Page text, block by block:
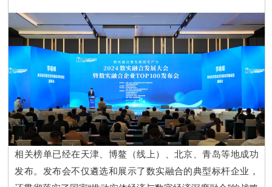
相关榜单已经在天津、博鳌（线上）、北京、青岛等地成功
发布。发布会不仅遴选和展示了数实融合的典型标杆企业，